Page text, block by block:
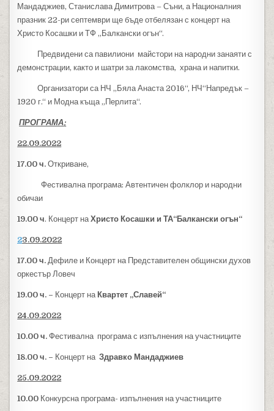
Мандаджиев, Станислава Димитрова – Съни, а Националния
празник 22-ри септември ще бъде отбелязан с концерт на
Христо Косашки и ТФ „Балкански огън“.
Предвидени са павилиони майстори на народни занаяти с
демонстрации, както и шатри за лакомства, храна и напитки.
Организатори са НЧ „Бяла Анаста 2016“, НЧ“Напредък –
1920 г.“ и Модна къща „Перлита“.
ПРОГРАМА:
22.09.2022
17.00 ч.Откриване,
Фестивална програма: Автентичен фолклор и народни
обичаи
19.00 ч. Концерт наХристо Косашки и ТА“Балкански огън“
23.09.2022
17.00 ч. Дефиле и Концерт на Представителен общински духов
оркестър Ловеч
19.00 ч. – Концерт на Квартет „Славей“
24.09.2022
10.00 ч. Фестивална програма с изпълнения на участниците
18.00 ч. – Концерт на Здравко Мандаджиев
25.09.2022
10.00 Конкурсна програма- изпълнения на участниците